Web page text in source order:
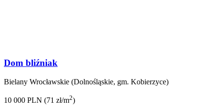
Dom bliźniak
Bielany Wrocławskie (Dolnośląskie, gm. Kobierzyce)
10 000 PLN (71 zł/m2)